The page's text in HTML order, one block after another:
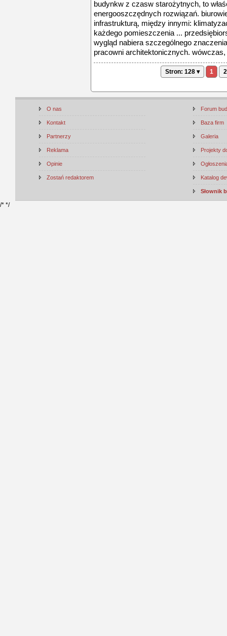
budynkw z czasw starożytnych, to
energooszczędnych rozwiązań.
infrastrukturą, między innymi:
każdego pomieszczenia ...
wygląd nabiera szczególnego
pracowni architektonicznych.
Stron: 128 ▾ 1 2
O nas
Kontakt
Partnerzy
Reklama
Opinie
Zostań redaktorem
Forum
Baza firm
Galeria
Projekty
Katalog
Słownik
/* */